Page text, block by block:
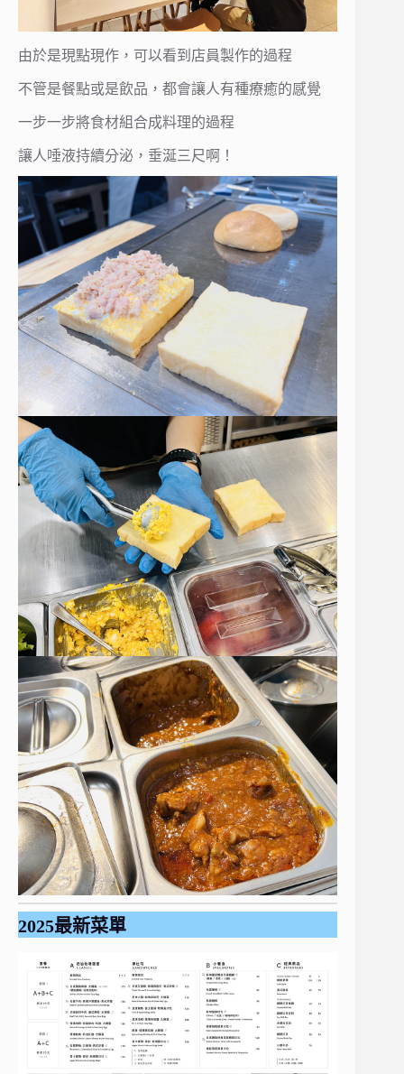
由於是現點現作，可以看到店員製作的過程
不管是餐點或是飲品，都會讓人有種療癒的感覺
一步一步將食材組合成料理的過程
讓人唾液持續分泌，垂涎三尺啊！
2025最新菜單